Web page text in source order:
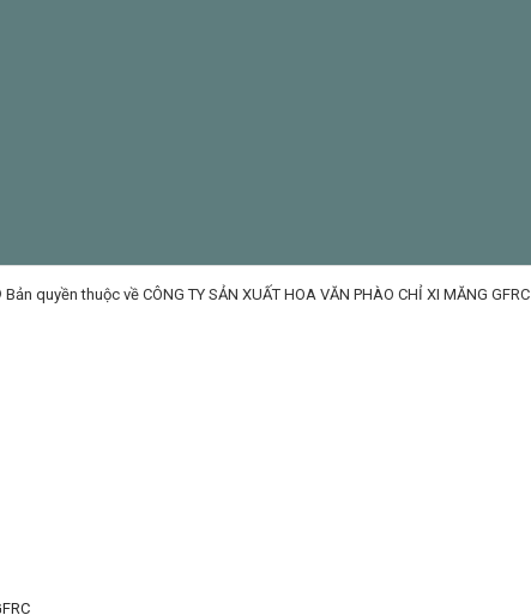
quyền thuộc về CÔNG TY SẢN XUẤT HOA VĂN PHÀO CHỈ XI MĂNG GFRC